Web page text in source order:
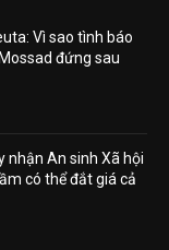
Vì sao tình báo
đứng sau
nhận An sinh Xã hội
có thể đắt giá cả